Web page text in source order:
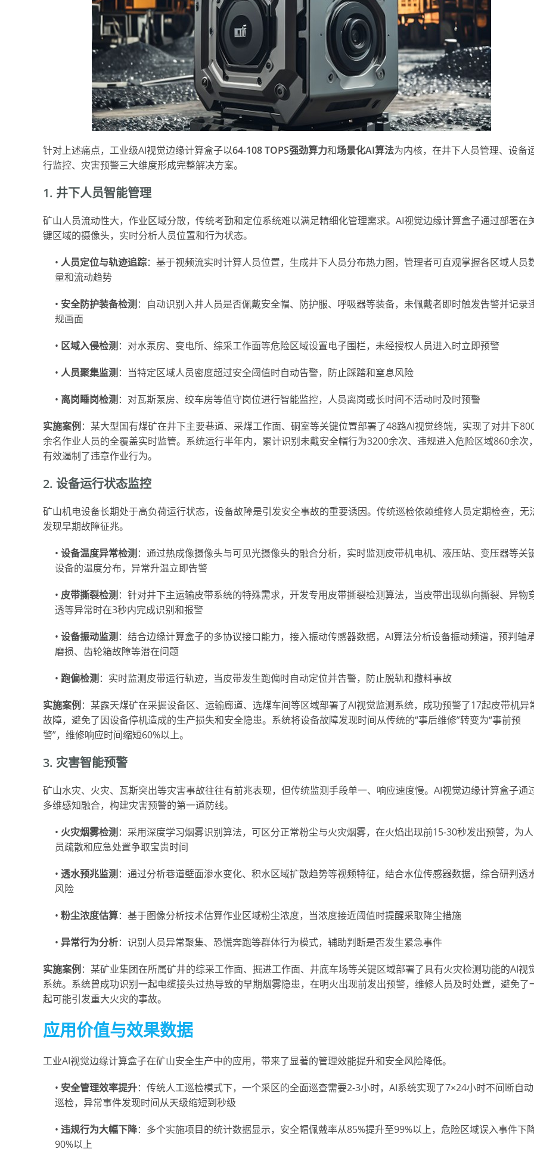
针对上述痛点，工业级AI视觉边缘计算盒子以64-108 TOPS强劲算力和场景化AI算法为内核，在井下人员管理、设备
行监控、灾害预警三大维度形成完整解决方案。
1. 井下人员智能管理
矿山人员流动性大，作业区域分散，传统考勤和定位系统难以满足精细化管理需求。AI视觉边缘计算盒子通过部署在
键区域的摄像头，实时分析人员位置和行为状态。
• 人员定位与轨迹追踪：基于视频流实时计算人员位置，生成井下人员分布热力图，管理者可直观掌握各区域人员
量和流动趋势
• 安全防护装备检测 ：自动识别入井人员是否佩戴安全帽、防护服、呼吸器等装备，未佩戴者即时触发告警并记录
规画面
• 区域入侵检测 ：对水泵房、变电所、综采工作面等危险区域设置电子围栏，未经授权人员进入时立即预警
• 人员聚集监测 ：当特定区域人员密度超过安全阈值时自动告警，防止踩踏和窒息风险
• 离岗睡岗检测 ：对瓦斯泵房、绞车房等值守岗位进行智能监控，人员离岗或长时间不活动时及时预警
实施案例 ：某大型国有煤矿在井下主要巷道、采煤工作面、硐室等关键位置部署了48路AI视觉终端，实现了对井下
余名作业人员的全覆盖实时监管。系统运行半年内，累计识别未戴安全帽行为3200余次、违规进入危险区域860余次，
有效遏制了违章作业行为。
2. 设备运行状态监控
矿山机电设备长期处于高负荷运行状态，设备故障是引发安全事故的重要诱因。传统巡检依赖维修人员定期检查，无
发现早期故障征兆。
• 设备温度异常检测 ：通过热成像摄像头与可见光摄像头的融合分析，实时监测皮带机电机、液压站、变压器等关
设备的温度分布，异常升温立即告警
• 皮带撕裂检测 ：针对井下主运输皮带系统的特殊需求，开发专用皮带撕裂检测算法，当皮带出现纵向撕裂、异物
透等异常时在3秒内完成识别和报警
• 设备振动监测 ：结合边缘计算盒子的多协议接口能力，接入振动传感器数据，AI算法分析设备振动频谱，预判轴
磨损、齿轮箱故障等潜在问题
• 跑偏检测 ：实时监测皮带运行轨迹，当皮带发生跑偏时自动定位并告警，防止脱轨和撒料事故
实施案例 ：某露天煤矿在采掘设备区、运输廊道、选煤车间等区域部署了AI视觉监测系统，成功预警了17起皮带机异
故障，避免了因设备停机造成的生产损失和安全隐患。系统将设备故障发现时间从传统的“事后维修”转变为“事前预
警”，维修响应时间缩短60%以上。
3. 灾害智能预警
矿山水灾、火灾、瓦斯突出等灾害事故往往有前兆表现，但传统监测手段单一、响应速度慢。AI视觉边缘计算盒子通
多维感知融合，构建灾害预警的第一道防线。
• 火灾烟雾检测 ：采用深度学习烟雾识别算法，可区分正常粉尘与火灾烟雾，在火焰出现前15-30秒发出预警，为人
员疏散和应急处置争取宝贵时间
• 透水预兆监测 ：通过分析巷道壁面渗水变化、积水区域扩散趋势等视频特征，结合水位传感器数据，综合研判透
风险
• 粉尘浓度估算：基于图像分析技术估算作业区域粉尘浓度，当浓度接近阈值时提醒采取降尘措施
• 异常行为分析：识别人员异常聚集、恐慌奔跑等群体行为模式，辅助判断是否发生紧急事件
实施案例 ：某矿业集团在所属矿井的综采工作面、掘进工作面、井底车场等关键区域部署了具有火灾检测功能的AI视
系统。系统曾成功识别一起电缆接头过热导致的早期烟雾隐患，在明火出现前发出预警，维修人员及时处置，避免了
起可能引发重大火灾的事故。
应用价值与效果数据
工业AI视觉边缘计算盒子在矿山安全生产中的应用，带来了显著的管理效能提升和安全风险降低。
• 安全管理效率提升：传统人工巡检模式下，一个采区的全面巡查需要2-3小时，AI系统实现了7×24小时不间断自动
巡检，异常事件发现时间从天级缩短到秒级
• 违规行为大幅下降：多个实施项目的统计数据显示，安全帽佩戴率从85%提升至99%以上，危险区域误入事件下
90%以上